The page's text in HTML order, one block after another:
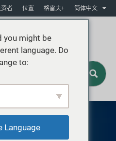
者 位置 格雷夫+ 简体中文
you might be
language. Do
to:
Language